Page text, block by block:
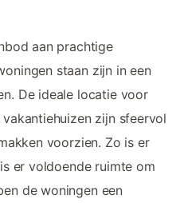
aan prachtige
staan zijn in een
De ideale locatie voor
zijn sfeervol
voorzien. Zo is er
er voldoende ruimte om
de woningen een